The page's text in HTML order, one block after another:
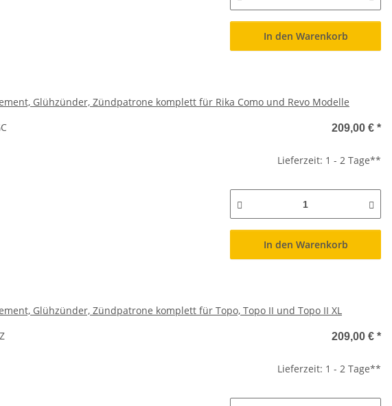
In den Warenkorb
Glühzünder, Zündpatrone komplett für Rika Como und Revo Modelle
209,00 € *
Lieferzeit: 1 - 2 Tage**
In den Warenkorb
Glühzünder, Zündpatrone komplett für Topo, Topo II und Topo II XL
209,00 € *
Lieferzeit: 1 - 2 Tage**